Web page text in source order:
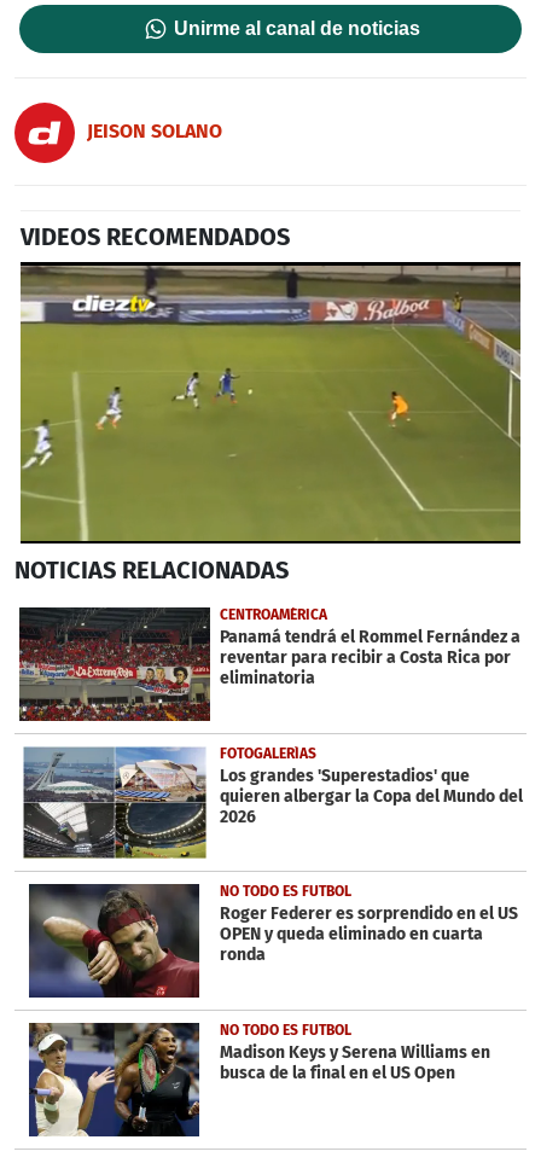
Unirme al canal de noticias
JEISON SOLANO
VIDEOS RECOMENDADOS
seconds
1
minute,
27
seconds
NOTICIAS RELACIONADAS
CENTROAMÉRICA
Panamá tendrá el Rommel Fernández a
reventar para recibir a Costa Rica por
eliminatoria
FOTOGALERÍAS
Los grandes 'Superestadios' que
quieren albergar la Copa del Mundo del
2026
NO TODO ES FUTBOL
Roger Federer es sorprendido en el US
OPEN y queda eliminado en cuarta
ronda
NO TODO ES FUTBOL
Madison Keys y Serena Williams en
busca de la final en el US Open